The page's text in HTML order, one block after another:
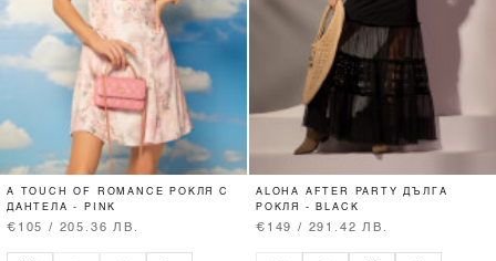
A TOUCH OF ROMANCE РОКЛЯ С
ДАНТЕЛА - PINK
€105 / 205.36 ЛВ.
ALOHA AFTER PARTY ДЪЛГА
РОКЛЯ - BLACK
€149 / 291.42 ЛВ.